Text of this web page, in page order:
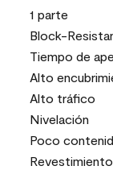
1 parte
Block-
Tiempo de
Alto
Alto tráfico
Nivelación
Poco